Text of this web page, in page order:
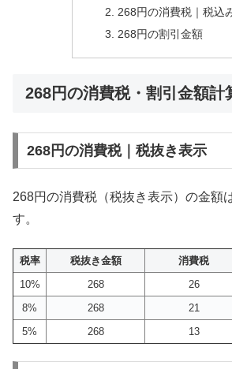
268円の消費税｜税込
268円の割引金額
268円の消費税・割引金額計
268円の消費税｜税抜き表示
268円の消費税（税抜き表示）の金額
す。
税率 税抜き金額 消費税
10%
268 26
8%
268 21
5%
268 13